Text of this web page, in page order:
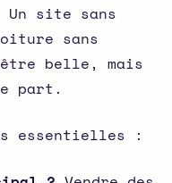
site sans
sans
belle, mais
part.
essentielles :